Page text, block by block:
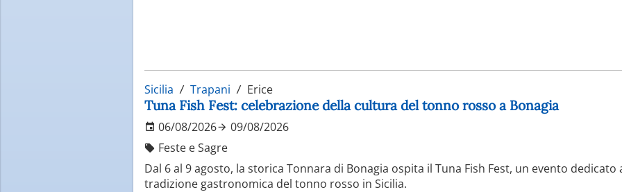
Sicilia Trapani Erice
Tuna Fish Fest: celebrazione della cultura del tonno rosso a Bonagia
06/08/2026
09/08/2026
Feste e Sagre
Dal 6 al 9 agosto, la storica Tonnara di Bonagia ospita il Tuna Fish Fest, un evento dedicato
tradizione gastronomica del tonno rosso in Sicilia.